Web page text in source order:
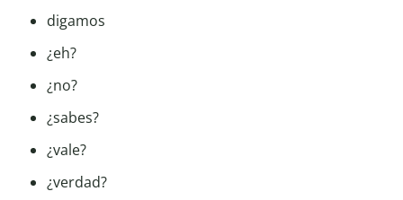
digamos
¿eh?
¿no?
¿sabes?
¿vale?
¿verdad?